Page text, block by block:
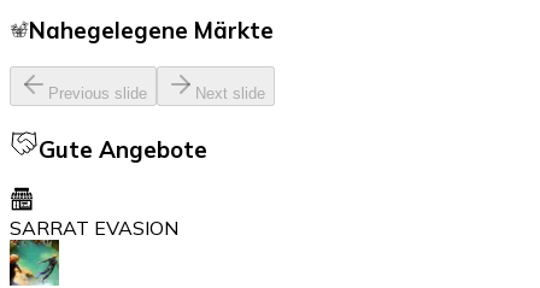
Nahegelegene Märkte
Previous slide Next slide
Gute Angebote
SARRAT EVASION